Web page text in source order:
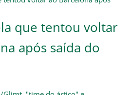
que tentou voltar
após saída do